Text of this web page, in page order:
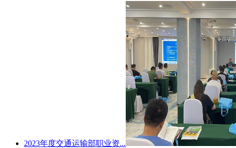
2023年度交通运输部职业资...